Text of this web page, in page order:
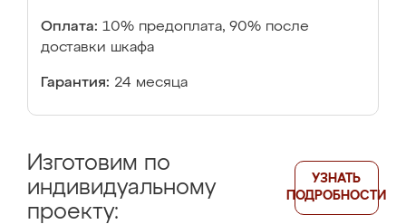
Оплата: 10% предоплата, 90% после
доставки шкафа
Гарантия: 24 месяца
Изготовим по
индивидуальному
проекту:
УЗНАТЬ
ПОДРОБНОСТИ